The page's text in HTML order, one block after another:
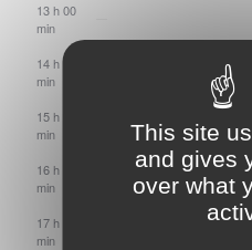
13 h 00
min
14 h 00
min
15 h 00
min
16 h 00
min
17 h 00
min
ACCÈS
MOTO
PAYANT
ACCÈS
MOTO
PAYANT
This site
and gives
over what